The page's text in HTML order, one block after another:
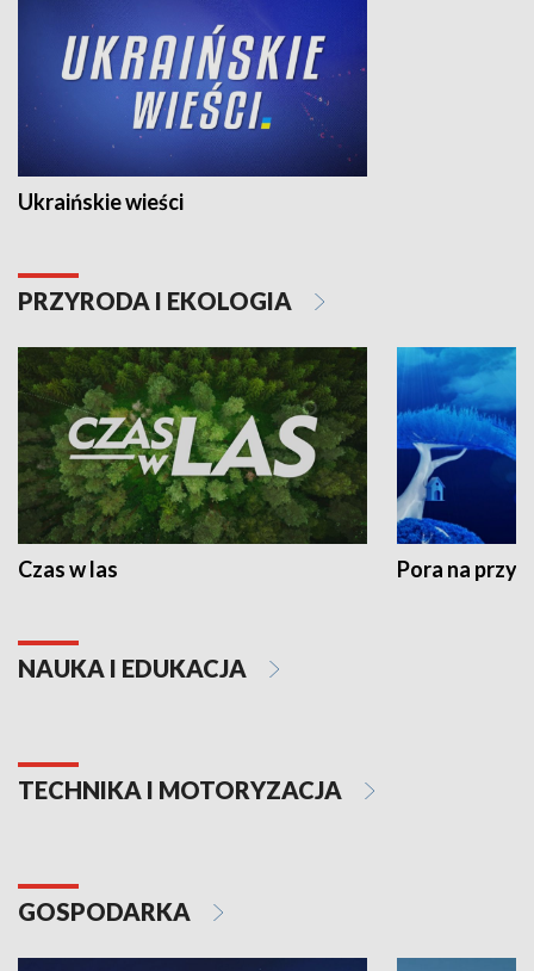
Ukraińskie wieści
PRZYRODA I EKOLOGIA
Czas w las Pora na
NAUKA I EDUKACJA
TECHNIKA I MOTORYZACJA
GOSPODARKA